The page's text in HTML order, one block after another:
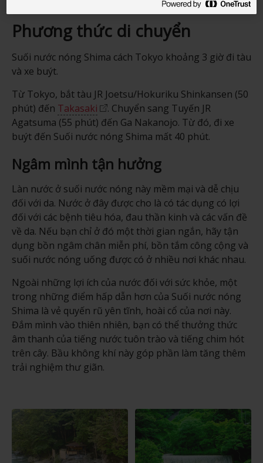
Phương thức di chuyển
Suối nước nóng Shima cách Tokyo khoảng 3 giờ đi tàu
và xe buýt.
Từ Tokyo, bắt tàu JR Joetsu/Hokuriku Shinkansen (50
phút) đến Takasaki
. Chuyển sang Tuyến JR
Agatsuma (55 phút) đến Ga Nakanojo. Từ đó, đi xe
buýt đến Suối nước nóng Shima mất 40 phút.
Ngâm mình tận hưởng
Làn nước ở suối nước nóng này mềm mại và dễ chịu
đối với da. Nước ở đây được cho là có tác dụng có lợi
đối với các bệnh tiêu hóa, đau thần kinh và các vấn đề
về da. Nếu bạn chỉ ở đó một thời gian ngắn, hãy tận
dụng bồn ngâm chân miễn phí, bồn tắm công cộng và
suối nước nóng uống được có ở nhiều nơi khác nhau.
Ngoài những lợi ích của nước đối với sức khỏe, một
trong những điểm hấp dẫn hơn của Suối nước nóng
Shima là vẻ quyến rũ yên tĩnh, hoài cổ của nơi này.
Đắm mình vào thiên nhiên, bạn có thể thưởng thức
âm thanh của tiếng nước tuôn trào và tiếng chim hót
trên cây. Bầu không khí này góp phần làm tăng thêm
trải nghiệm thư giãn.